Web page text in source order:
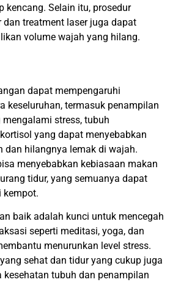
kencang. Selain itu, prosedur
dan treatment laserjuga dapat
volume wajah yang hilang.
dapat mempengaruhi
keseluruhan, termasuk penampilan
stress, tubuh
yang dapat menyebabkan
dan hilangnya lemak di wajah.
menyebabkan kebiasaan makan
tidur, yang semuanya dapat
kempot.
baik adalah kunci untuk mencegah
seperti meditasi, yoga, dan
menurunkan level stress.
sehat dan tidur yang cukup juga
tubuh dan penampilan